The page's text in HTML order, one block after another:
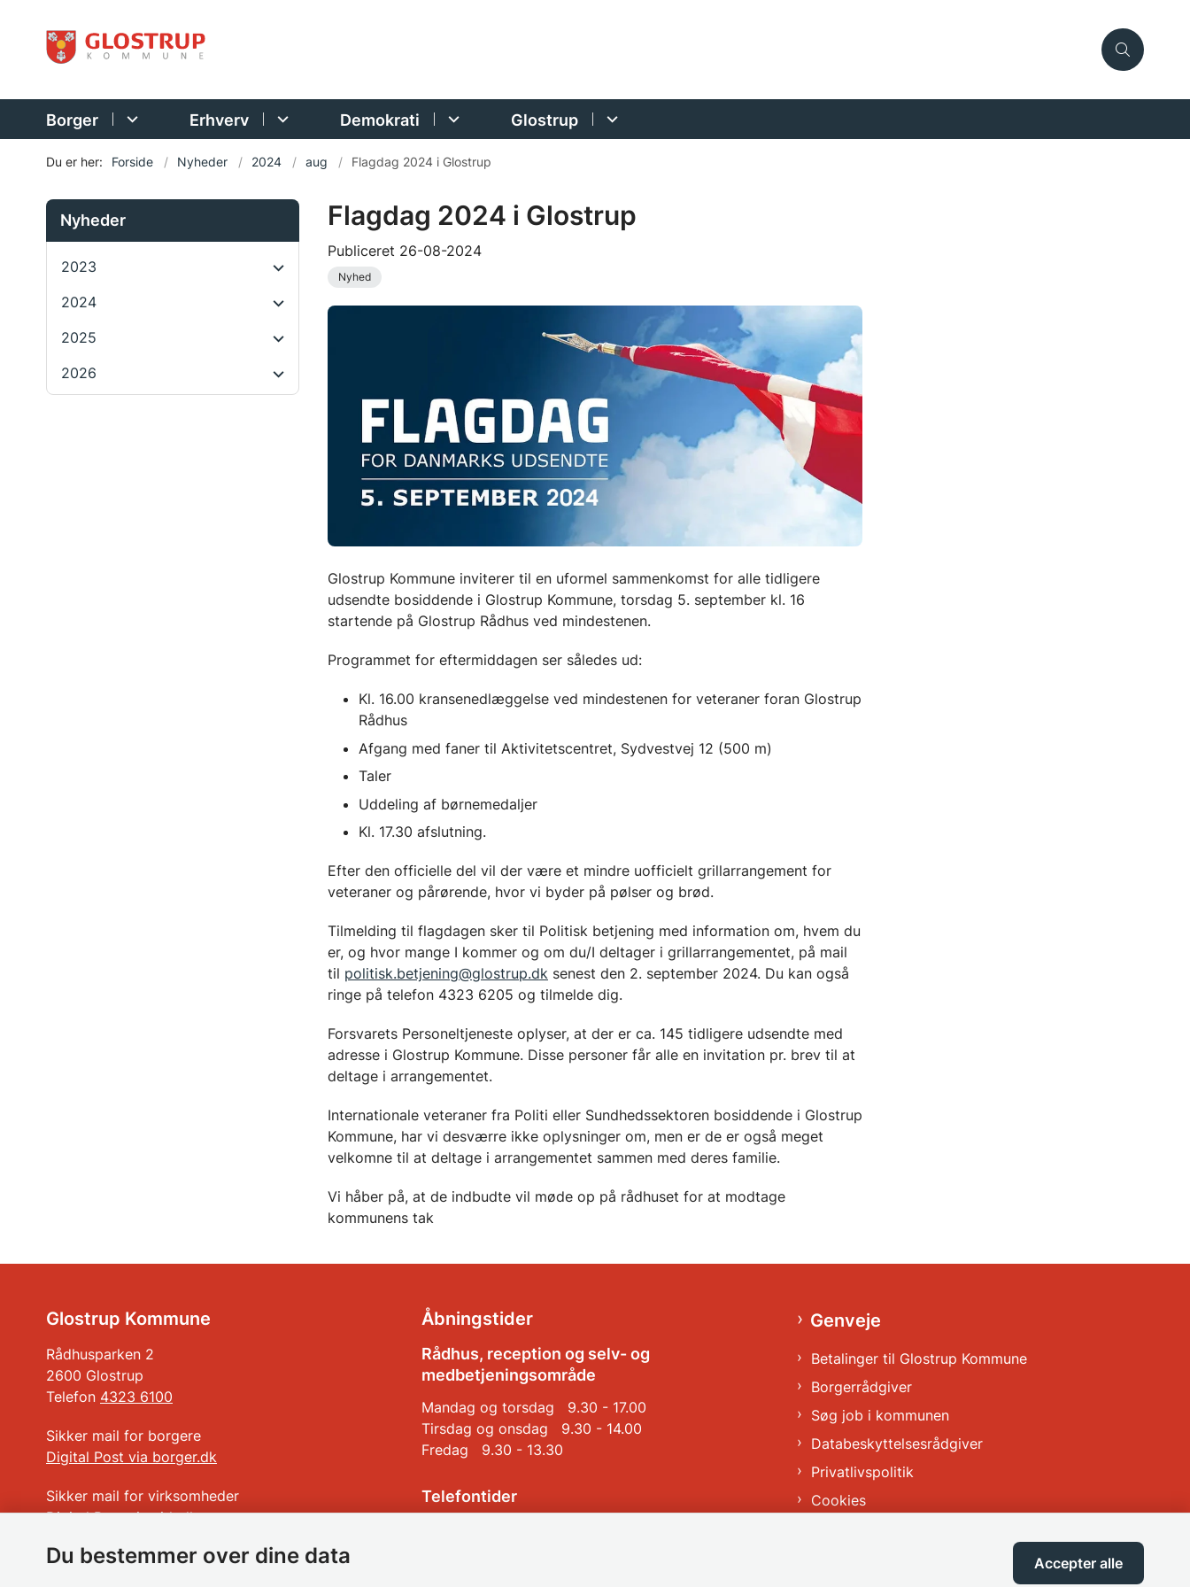
Borger Erhverv Demokrati Glostrup
Du er her: Forside Nyheder 2024 aug Flagdag 2024 i Glostrup
Nyheder
2023
2024
2025
2026
Flagdag 2024 i Glostrup
Publiceret 26-08-2024
Nyhed
Glostrup Kommune inviterer til en uformel sammenkomst for alle tidligere
udsendte bosiddende i Glostrup Kommune, torsdag 5. september kl. 16
startende på Glostrup Rådhus ved mindestenen.
Programmet for eftermiddagen ser således ud:
Kl. 16.00 kransenedlæggelse ved mindestenen for veteraner foran Glostrup
Rådhus
Afgang med faner til Aktivitetscentret, Sydvestvej 12 (500 m)
Taler
Uddeling af børnemedaljer
Kl. 17.30 afslutning.
Efter den officielle del vil der være et mindre uofficielt grillarrangement for
veteraner og pårørende, hvor vi byder på pølser og brød.
Tilmelding til flagdagen sker til Politisk betjening med information om, hvem du
er, og hvor mange I kommer og om du/I deltager i grillarrangementet, på mail
til politisk.betjening@glostrup.dk senest den 2. september 2024. Du kan også
ringe på telefon 4323 6205 og tilmelde dig.
Forsvarets Personeltjeneste oplyser, at der er ca. 145 tidligere udsendte med
adresse i Glostrup Kommune. Disse personer får alle en invitation pr. brev til at
deltage i arrangementet.
Internationale veteraner fra Politi eller Sundhedssektoren bosiddende i Glostrup
Kommune, har vi desværre ikke oplysninger om, men er de er også meget
velkomne til at deltage i arrangementet sammen med deres familie.
Vi håber på, at de indbudte vil møde op på rådhuset for at modtage
kommunens tak
Glostrup Kommune
Rådhusparken 2
2600 Glostrup
Telefon 4323 6100
Sikker mail for borgere
Digital Post via borger.dk
Sikker mail for virksomheder
Digital Post via virk.dk
Ikke sikker mail
Åbningstider
Rådhus, reception og selv- og
medbetjeningsområde
Mandag og torsdag 9.30 - 17.00
Tirsdag og onsdag 9.30 - 14.00
Fredag 9.30 - 13.30
Telefontider
Genveje
Betalinger til Glostrup Kommune
Borgerrådgiver
Søg job i kommunen
Databeskyttelsesrådgiver
Privatlivspolitik
Cookies
Du bestemmer over dine data Accepter alle